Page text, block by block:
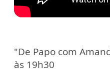
"De Papo com
às 19h30